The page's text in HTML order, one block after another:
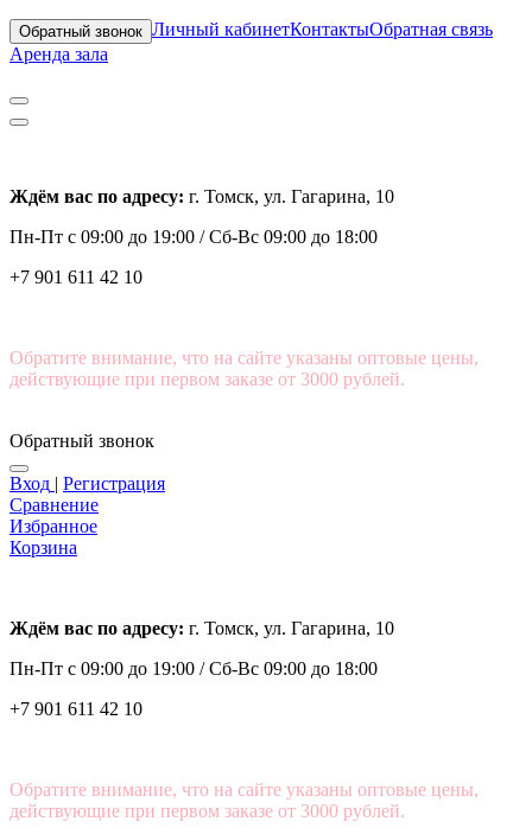
Обратный звонок Личный кабинетКонтактыОбратная связь
Аренда зала
Ждём вас по адресу: г. Томск, ул. Гагарина, 10
Пн-Пт с 09:00 до 19:00 /Сб-Вс 09:00 до 18:00
+7 901 611 42 10
Обратите внимание, что на сайте указаны оптовые цены,
действующие при первом заказе от 3000 рублей.
Обратный звонок
Вход | Регистрация
Сравнение
Избранное
Корзина
Ждём вас по адресу: г. Томск, ул. Гагарина, 10
Пн-Пт с 09:00 до 19:00 /Сб-Вс 09:00 до 18:00
+7 901 611 42 10
Обратите внимание, что на сайте указаны оптовые цены,
действующие при первом заказе от 3000 рублей.